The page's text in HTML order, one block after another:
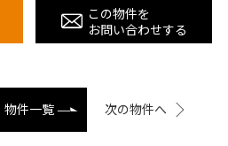
この物件を
お問い合わせする
物件一覧 次の物件へ